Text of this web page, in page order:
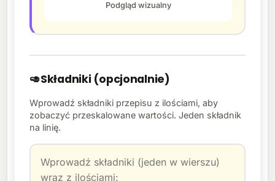
Podgląd wizualny
🥑Składniki (opcjonalnie)
Wprowadź składniki przepisu z ilościami, aby
zobaczyć przeskalowane wartości. Jeden składnik
na linię.